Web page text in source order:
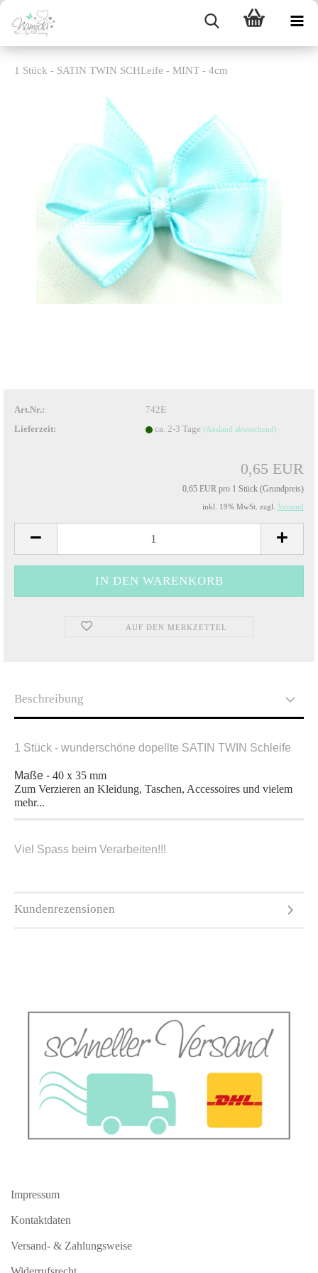
1 Stück - SATIN TWIN SCHLeife - MINT - 4cm
Art.Nr.:
742E
Lieferzeit:
ca. 2-3 Tage (Ausland abweichend)
0,65 EUR
0,65 EUR pro 1 Stück (Grundpreis)
inkl. 19% MwSt. zzgl. Versand
AUF DEN MERKZETTEL
Beschreibung
1 Stück - wunderschöne dopellte SATIN TWIN Schleife
Maße - 40 x 35 mm
Zum Verzieren an Kleidung, Taschen, Accessoires und vielem
mehr...
Viel Spass beim Verarbeiten!!!
Kundenrezensionen
Impressum
Kontaktdaten
Versand- & Zahlungsweise